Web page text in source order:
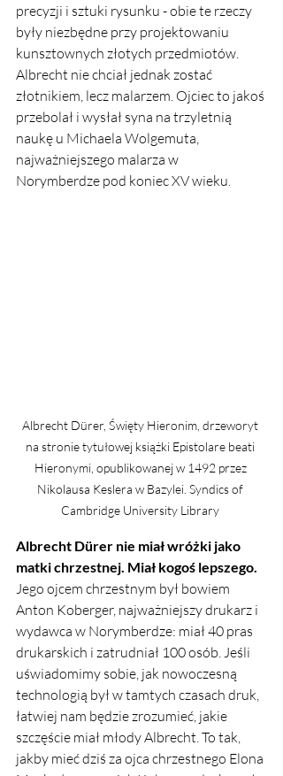
precyzji i sztuki rysunku - obie te rzeczy
były niezbędne przy projektowaniu
kunsztownych złotych przedmiotów.
Albrecht nie chciał jednak zostać
złotnikiem, lecz malarzem. Ojciec to jakoś
przebolał i wysłał syna na trzyletnią
naukę u Michaela Wolgemuta,
najważniejszego malarza w
Norymberdze pod koniec XV wieku.
Albrecht Dürer, Święty Hieronim, drzeworyt
na stronie tytułowej książki Epistolare beati
Hieronymi, opublikowanej w 1492 przez
Nikolausa Keslera w Bazylei. Syndics of
Cambridge University Library
Albrecht Dürer nie miał wróżki jako
matki chrzestnej. Miał kogoś lepszego.
Jego ojcem chrzestnym był bowiem
Anton Koberger, najważniejszy drukarz i
wydawca w Norymberdze: miał 40 pras
drukarskich i zatrudniał 100 osób. Jeśli
uświadomimy sobie, jak nowoczesną
technologią był w tamtych czasach druk,
łatwiej nam będzie zrozumieć, jakie
szczęście miał młody Albrecht. To tak,
jakby mieć dziś za ojca chrzestnego Elona